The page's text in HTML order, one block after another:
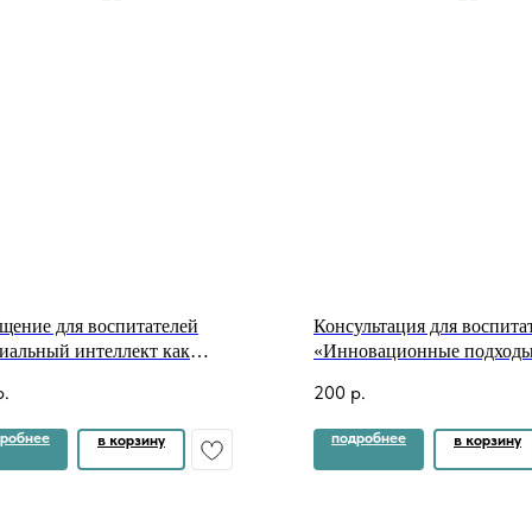
для воспитателей
интеллект как
развития
в корзину
Консультация для
«Инновационные
дошкольников как средство
повышения качества
ДОУ» + презентация
200 р.
подробнее в корзину